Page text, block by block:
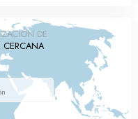
DE
CERCANA